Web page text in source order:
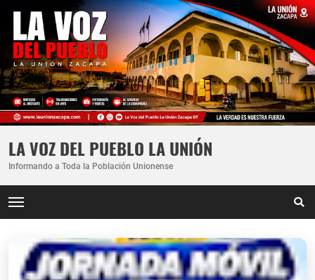
LA VOZ DEL PUEBLO LA UNIÓN
Informando a Toda la Población Unionense